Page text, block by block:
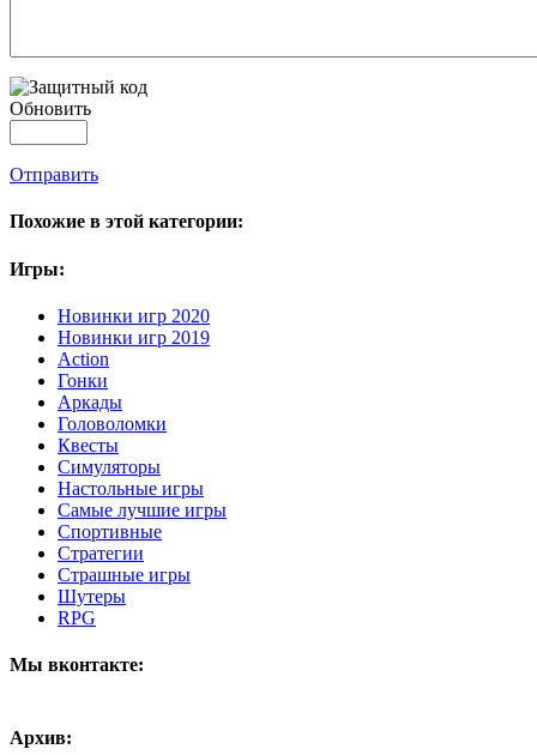
Обновить
Отправить
Похожие в этой категории:
Игры:
Новинки игр 2020
Новинки игр 2019
Action
Гонки
Аркады
Головоломки
Квесты
Симуляторы
Настольные игры
Самые лучшие игры
Спортивные
Стратегии
Страшные игры
Шутеры
RPG
Мы вконтакте:
Архив: